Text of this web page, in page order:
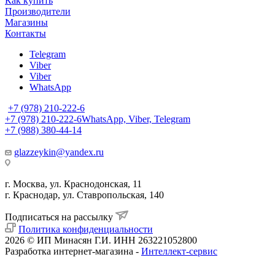
Производители
Магазины
Контакты
Telegram
Viber
Viber
WhatsApp
+7 (978) 210-222-6
+7 (978) 210-222-6WhatsApp, Viber, Telegram
+7 (988) 380-44-14
glazzeykin@yandex.ru
г. Москва, ул. Краснодонская, 11
г. Краснодар, ул. Ставропольская, 140
Подписаться на рассылку
Политика конфиденциальности
2026 © ИП Минасян Г.И. ИНН 263221052800
Разработка интернет-магазина - Интеллект-сервис